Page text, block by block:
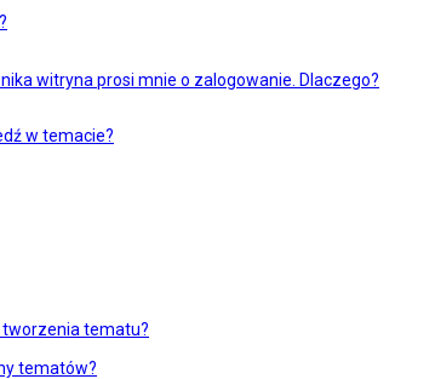
witryna prosi mnie o zalogowanie. Dlaczego?
w temacie?
tworzenia tematu?
tematów?